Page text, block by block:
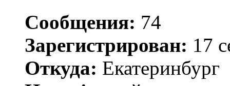
Сообщения: 74
Зарегистрирован: 17
Откуда: Екатеринбург